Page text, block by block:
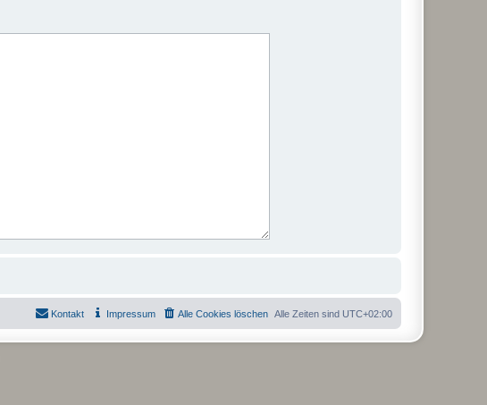
Alle Zeiten sind UTC+02:00
Alle Cookies löschen
Impressum
Kontakt